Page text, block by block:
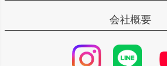
会社概要